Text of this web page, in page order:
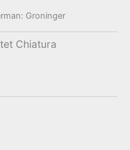
Groninger
Chiatura